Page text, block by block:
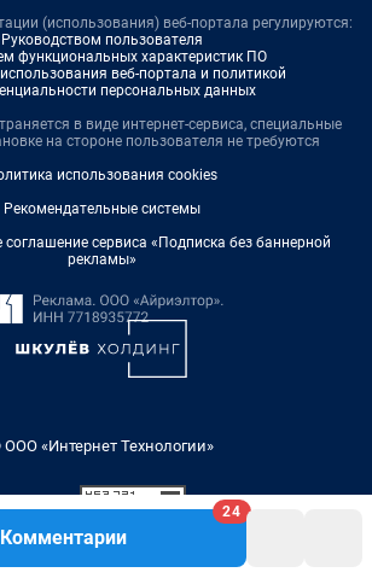
Комментарии
24
(использования) веб-портала регулируются:
Руководством пользователя
функциональных характеристик ПО
веб-портала и политикой
персональных данных
в виде интернет-сервиса, специальные
на стороне пользователя не требуются
использования cookies
Рекомендательные системы
соглашение сервиса «Подписка без баннерной
рекламы»
«Интернет Технологии»